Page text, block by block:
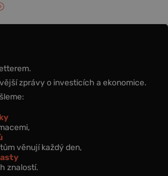
zprávy o investicích a ekonomice.
věnují každý den,
znalostí.